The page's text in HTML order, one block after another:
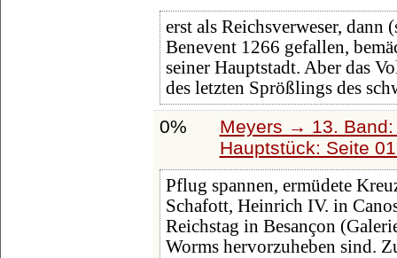
erst als Reichsverweser,
Benevent 1266 gefallen,
seiner Hauptstadt. Aber das
des letzten Sprößlings des
0%
Meyers → 13.
Hauptstück: Seite
Pflug spannen, ermüdete
Schafott, Heinrich IV. in
Reichstag in Besançon
Worms hervorzuheben sind.